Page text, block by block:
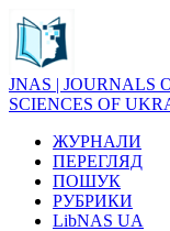
JNAS | JOURNALS
SCIENCES OF
ЖУРНАЛИ
ПЕРЕГЛЯД
ПОШУК
РУБРИКИ
LibNAS UA